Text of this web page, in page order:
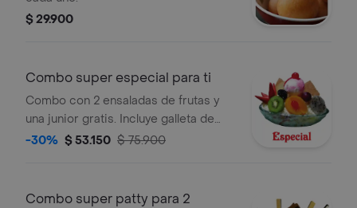
$ 29.900
Combo super especial para ti
Combo con 2 ensaladas de frutas y
una junior gratis. Incluye galleta de
helado, fresas, kiwi, durazno, cereza y
-30% $ 53.150 $ 75.900
Combo super patty para 2